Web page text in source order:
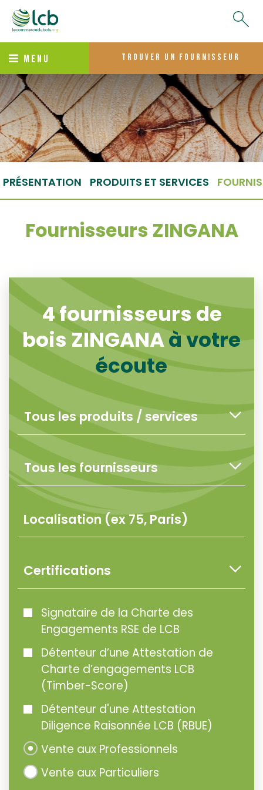
MENU trouver un fournisseur
PRÉSENTATION PRODUITS ET SERVICES
Fournisseurs ZINGANA
4fournisseurs de
bois ZINGANAà votre
écoute
Certifications
Signataire de la Charte des
Engagements RSE de LCB
Détenteur d’une Attestation de
Charte d’engagements LCB
(Timber-Score)
Détenteur d'une Attestation
Diligence Raisonnée LCB (RBUE)
Vente aux Professionnels
Vente aux Particuliers